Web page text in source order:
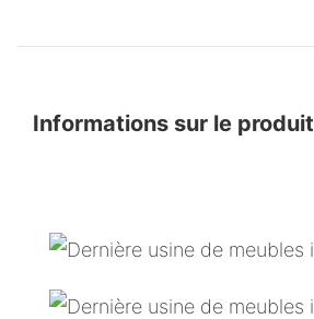
Informations sur le produit